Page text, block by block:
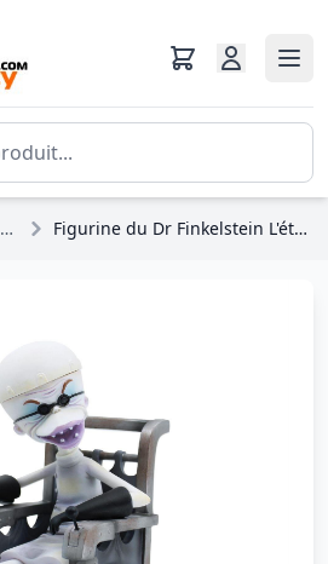
L'étrange Noël De Monsieur Jack Figurine du Dr Finkelstein L'étrange Noël de Monsieur Jack - DISNEY SHOWCASE